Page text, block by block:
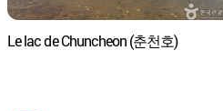
Le lac de Chuncheon (춘천호)